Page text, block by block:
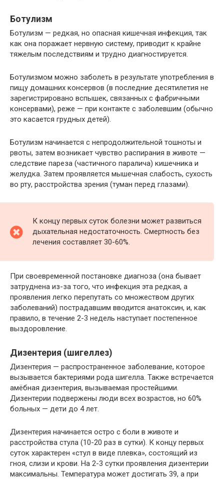
Ботулизм
Ботулизм — редкая, но опасная кишечная инфекция, так
как она поражает нервную систему, приводит к крайне
тяжелым последствиям и трудно диагностируется.
Ботулизмом можно заболеть в результате употребления в
пищу домашних консервов (в последние десятилетия не
зарегистрировано вспышек, связанных с фабричными
консервами), реже — при контакте с заболевшим (обычно
это касается грудных детей).
Ботулизм начинается с непродолжительной тошноты и
рвоты, затем возникает чувство распирания в животе —
следствие пареза (частичного паралича) кишечника и
желудка. Затем проявляется мышечная слабость, сухость
во рту, расстройства зрения (туман перед глазами).
К концу первых суток болезни может развиться
дыхательная недостаточность. Смертность без
лечения составляет 30-60%.
При своевременной постановке диагноза (она бывает
затруднена из-за того, что инфекция эта редкая, а
проявления легко перепутать со множеством других
заболеваний) пострадавшим вводится анатоксин, и, как
правило, в течение 2-3 недель наступает постепенное
выздоровление.
Дизентерия (шигеллез)
Дизентерия — распространенное заболевание, которое
вызывается бактериями рода шигелла. Также встречается
амёбная дизентерия, вызываемая простейшими.
Дизентерии подвержены люди всех возрастов, но 60%
больных — дети до 4 лет.
Дизентерия начинается остро с боли в животе и
расстройства стула (10-20 раз в сутки). К концу первых
суток характерен «стул в виде плевка», состоящий из
гноя, слизи и крови. На 2-3 сутки проявления дизентерии
максимальны. Температура может достигать 39, а при